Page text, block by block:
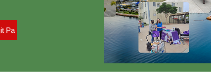
Pa